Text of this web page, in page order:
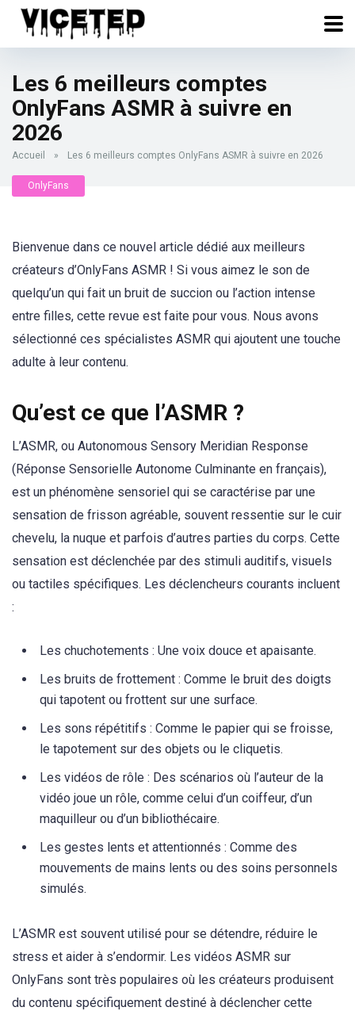
Les 6 meilleurs comptes
OnlyFans ASMR à suivre en
2026
Accueil » Les 6 meilleurs comptes OnlyFans ASMR à suivre en 2026
OnlyFans
Bienvenue dans ce nouvel article dédié aux meilleurs
créateurs d’OnlyFans ASMR ! Si vous aimez le son de
quelqu’un qui fait un bruit de succion ou l’action intense
entre filles, cette revue est faite pour vous. Nous avons
sélectionné ces spécialistes ASMR qui ajoutent une touche
adulte à leur contenu.
Qu’est ce que l’ASMR ?
L’ASMR, ou Autonomous Sensory Meridian Response
(Réponse Sensorielle Autonome Culminante en français),
est un phénomène sensoriel qui se caractérise par une
sensation de frisson agréable, souvent ressentie sur le cuir
chevelu, la nuque et parfois d’autres parties du corps. Cette
sensation est déclenchée par des stimuli auditifs, visuels
ou tactiles spécifiques. Les déclencheurs courants incluent
:
Les chuchotements : Une voix douce et apaisante.
Les bruits de frottement : Comme le bruit des doigts
qui tapotent ou frottent sur une surface.
Les sons répétitifs : Comme le papier qui se froisse,
le tapotement sur des objets ou le cliquetis.
Les vidéos de rôle : Des scénarios où l’auteur de la
vidéo joue un rôle, comme celui d’un coiffeur, d’un
maquilleur ou d’un bibliothécaire.
Les gestes lents et attentionnés : Comme des
mouvements de mains lents ou des soins personnels
simulés.
L’ASMR est souvent utilisé pour se détendre, réduire le
stress et aider à s’endormir. Les vidéos ASMR sur
OnlyFans sont très populaires où les créateurs produisent
du contenu spécifiquement destiné à déclencher cette